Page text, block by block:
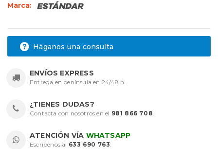
Marca:
Háganos una consulta
ENVÍOS EXPRESS
Entrega en península en 24/48 h.
¿TIENES DUDAS?
Contacta con nosotros en el 981 866 708.
ATENCIÓN VÍA WHATSAPP
Escríbenos al 633 690 763.